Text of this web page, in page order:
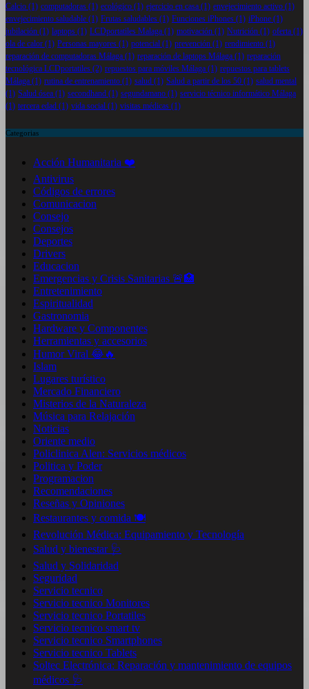
Calcio (1) computadoras (1) ecológico (1) ejercicio en casa (1) envejecimiento activo (1)
envejecimiento saludable (1) Frutas saludables (1) Funciones iPhones (1) iPhone (1)
jubilación (1) laptops (1) LCDportatiles Malaga (1) motivación (1) Nutrición (1) oferta (1)
ola de calor (1) Personas mayores (1) potencial (1) prevención (1) rendimiento (1)
reparación de computadoras Málaga (1) reparación de laptops Málaga (1) reparación
tecnológica LCDportatiles (2) repuestos para móviles Málaga (1) repuestos para tablets
Málaga (1) rutina de entrenamiento (1) salud (1) Salud a partir de los 50 (1) salud mental
(1) Salud ósea (1) secondhand (1) segundamano (1) servicio técnico informático Málaga
(1) tercera edad (1) vida social (1) visitas médicas (1)
Categorias
Acción Humanitaria ❤️
Antivirus
Códigos de errores
Comunicacion
Consejo
Consejos
Deportes
Drivers
Educacion
Emergencias y Crisis Sanitarias 🚨🏥
Entretenimiento
Espiritualidad
Gastronomia
Hardware y Componentes
Herramientas y accesorios
Humor Viral 😂🔥
Islam
Lugares turístico
Mercado Financiero
Misterios de la Naturaleza
Música para Relajación
Noticias
Oriente medio
Policlinica Alen: Servicios médicos
Politica y Poder
Programacion
Recomendaciones
Reseñas y Opiniones
Restaurantes y comida 🍽️
Revolución Médica: Equipamiento y Tecnología
Salud y bienestar 🩺
Salud y Solidaridad
Seguridad
Servicio tecnico
Servicio tecnico Monitores
Servicio tecnico Portatiles
Servicio tecnico smart tv
Servicio tecnico Smartphones
Servicio tecnico Tablets
Soltec Electrónica: Reparación y mantenimiento de equipos
médicos 🩺